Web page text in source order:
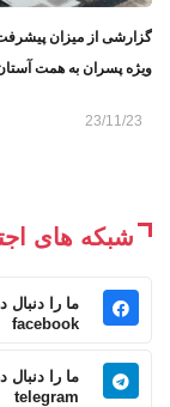
گزارشی از میزان
ویژه پسران به همت
23/11/23
شبکه های
ما را دنبال
facebook
ما را دنبال
telegram